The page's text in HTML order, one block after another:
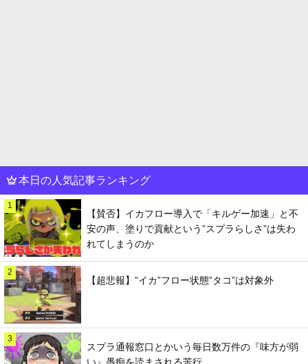
本日の人気記事ランキング
1
【賛否】イカフロー導入で「キルゲー加速」と不
安の声、塗りで貢献という”スプラらしさ”は失わ
れてしまうのか
2
【超悲報】”イカ”フロー状態”タコ”は対象外
3
スプラ通報窓口とかいう毎日数万件の『味方が弱
い』愚痴を読まされる苦行